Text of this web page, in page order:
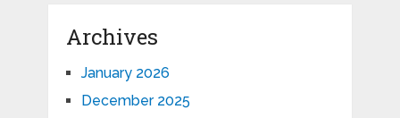
Archives
January 2026
December 2025